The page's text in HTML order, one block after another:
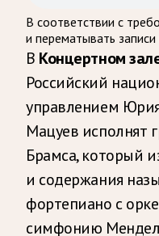
В соответствии с
и перематывать
В Концертном
Российский
управлением
Мацуев исполнят
Брамса, который
и содержания
фортепиано с
симфонию